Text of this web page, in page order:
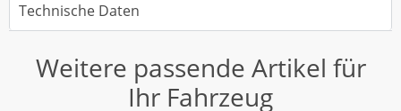
Technische Daten
Weitere passende Artikel für
Ihr Fahrzeug